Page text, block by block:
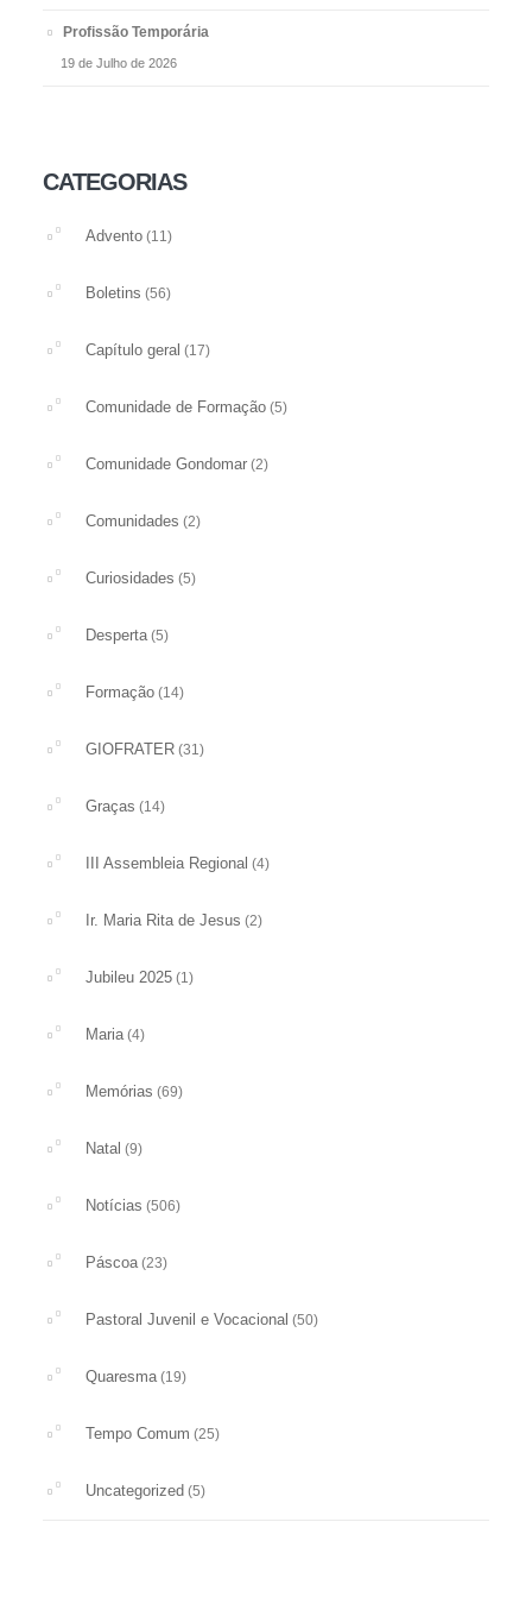
Profissão Temporária
19 de Julho de 2026
CATEGORIAS
Advento (11)
Boletins (56)
Capítulo geral (17)
Comunidade de Formação (5)
Comunidade Gondomar (2)
Comunidades (2)
Curiosidades (5)
Desperta (5)
Formação (14)
GIOFRATER (31)
Graças (14)
III Assembleia Regional (4)
Ir. Maria Rita de Jesus (2)
Jubileu 2025 (1)
Maria (4)
Memórias (69)
Natal (9)
Notícias (506)
Páscoa (23)
Pastoral Juvenil e Vocacional (50)
Quaresma (19)
Tempo Comum (25)
Uncategorized (5)